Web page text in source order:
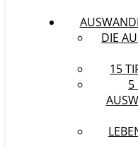
DIE
15
5